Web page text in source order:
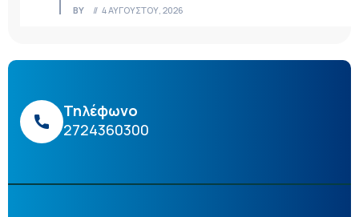
BY 4 ΑΥΓΟΎΣΤΟΥ, 2026
Τηλέφωνο
2724360300